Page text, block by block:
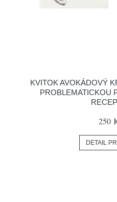
KVITOK AVOKÁDOVÝ
PROBLEMATICKOU
250
DETAIL